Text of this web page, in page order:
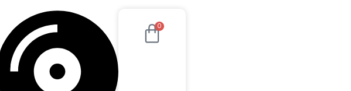
Pesquisar
0
Cart